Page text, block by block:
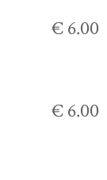
€ 6.00
€ 6.00